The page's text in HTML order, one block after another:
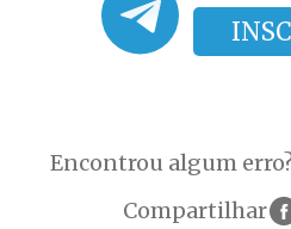
Encontrou algum
Compartilhar